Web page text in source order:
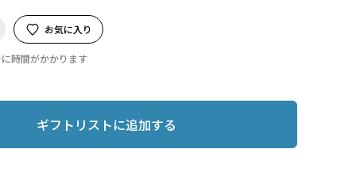
お気に入り
時間がかかります
ギフトリストに追加する